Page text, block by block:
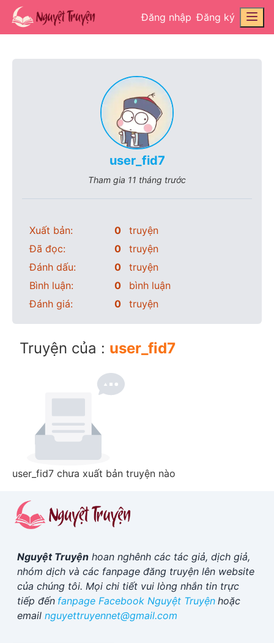
Đăng nhập Đăng ký
user_fid7
Tham gia 11 tháng trước
Xuất bản: 0
truyện
Đã đọc:
0
truyện
Đánh dấu:
0
truyện
Bình luận:
0
bình luận
Đánh giá:
0 truyện
Truyện của : user_fid7
user_fid7 chưa xuất bản truyện nào
Nguyệt Truyện hoan nghênh các tác giả, dịch giả,
nhóm dịch và các fanpage đăng truyện lên website
của chúng tôi. Mọi chi tiết vui lòng nhắn tin trực
tiếp đến fanpage Facebook Nguyệt Truyện hoặc
email nguyettruyennet@gmail.com